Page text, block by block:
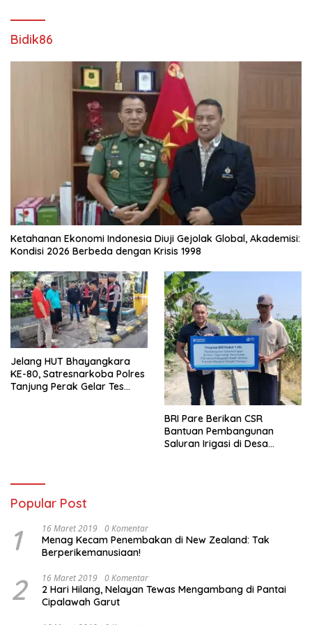
Bidik86
Ketahanan Ekonomi Indonesia Diuji Gejolak Global, Akademisi:
Kondisi 2026 Berbeda dengan Krisis 1998
Jelang HUT Bhayangkara
KE-80, Satresnarkoba Polres
Tanjung Perak Gelar Tes
BRI Pare Berikan CSR
Bantuan Pembangunan
Saluran Irigasi di Desa
Popular Post
1 16 Maret 2019 0 Komentar
Menag Kecam Penembakan di New Zealand: Tak
Berperikemanusiaan!
2 16 Maret 2019 0 Komentar
2 Hari Hilang, Nelayan Tewas Mengambang di Pantai
Cipalawah Garut